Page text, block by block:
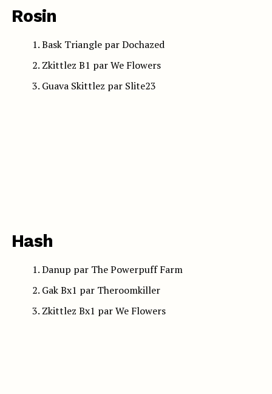
Rosin
Bask Triangle par Dochazed
Zkittlez B1 par We Flowers
Guava Skittlez par Slite23
Hash
Danup par The Powerpuff Farm
Gak Bx1 par Theroomkiller
Zkittlez Bx1 par We Flowers